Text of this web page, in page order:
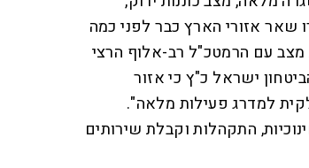
שאר אזורי הארץ כבר לפני כמה
"בתום הערכת מצב עם הרמטכ"ל רב-אלוף הרצי
ישראל כ"ץ כי אזור
למדרג פעילות מלאה".
התקהלות וקבלת שירותים